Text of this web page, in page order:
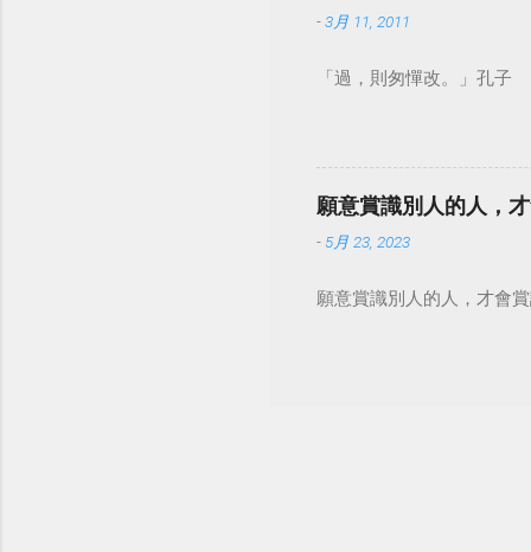
-3月 11, 2011
「過，則匆憚改。」孔子
願意賞識別人的人，
- 5月 23, 2023
願意賞識別人的人，才會